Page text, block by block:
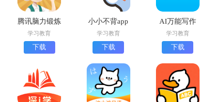
腾讯脑力锻炼
手机版下载
学习教育
下载
小小不背app
最新版
学习教育
下载
AI万能写作
app免费版
学习教育
下载